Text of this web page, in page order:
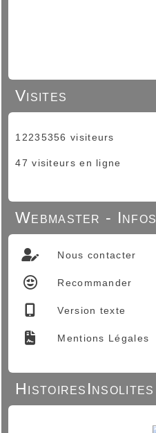
Visites
12235356 visiteurs
47 visiteurs en ligne
Webmaster - Infos
Nous contacter
Recommander
Version texte
Mentions Légales
HistoiresInsolites